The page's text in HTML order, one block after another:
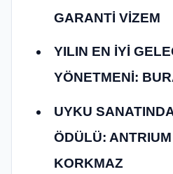
GARANTİ VİZEM
YILIN EN İYİ
YÖNETMENİ:
UYKU
ÖDÜLÜ:
KORKMAZ